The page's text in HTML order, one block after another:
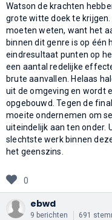
Watson de krachten
grote witte doek te
moeten weten, want het
binnen dit genre is op één
eindresultaat punten op
een aantal redelijke
brute aanvallen. Helaas
uit de omgeving en wordt
opgebouwd. Tegen de
moeite ondernemen om
uiteindelijk aan ten onder.
slechtste werk binnen
het geenszins.
0
ebwd
9 berichten 691